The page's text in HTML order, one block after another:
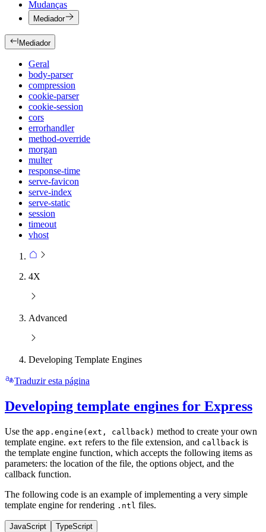
Mudanças
Mediador
Mediador
Geral
body-parser
compression
cookie-parser
cookie-session
cors
errorhandler
method-override
morgan
multer
response-time
serve-favicon
serve-index
serve-static
session
timeout
vhost
4X
Advanced
Developing Template Engines
Traduzir esta página
Developing template engines for Express
Use the app.engine(ext, callback) method to create your own
template engine. ext refers to the file extension, and callback is
the template engine function, which accepts the following items as
parameters: the location of the file, the options object, and the
callback function.
The following code is an example of implementing a very simple
template engine for rendering .ntl files.
JavaScript TypeScript